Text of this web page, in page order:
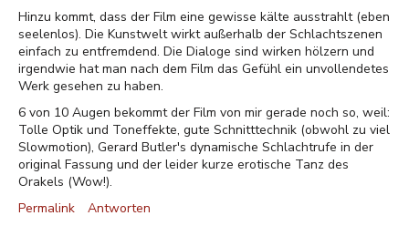
Hinzu kommt, dass der Film eine gewisse kälte ausstrahlt (eben
seelenlos). Die Kunstwelt wirkt außerhalb der Schlachtszenen
einfach zu entfremdend. Die Dialoge sind wirken hölzern und
irgendwie hat man nach dem Film das Gefühl ein unvollendetes
Werk gesehen zu haben.
6 von 10 Augen bekommt der Film von mir gerade noch so, weil:
Tolle Optik und Toneffekte, gute Schnitttechnik (obwohl zu viel
Slowmotion), Gerard Butler's dynamische Schlachtrufe in der
original Fassung und der leider kurze erotische Tanz des
Orakels (Wow!).
Permalink
Antworten